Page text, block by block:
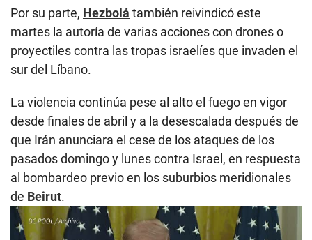
Por su parte, Hezbolá también reivindicó este
martes la autoría de varias acciones con drones o
proyectiles contra las tropas israelíes que invaden el
sur del Líbano.
La violencia continúa pese al alto el fuego en vigor
desde finales de abril y a la desescalada después de
que Irán anunciara el cese de los ataques de los
pasados domingo y lunes contra Israel, en respuesta
al bombardeo previo en los suburbios meridionales
de Beirut.